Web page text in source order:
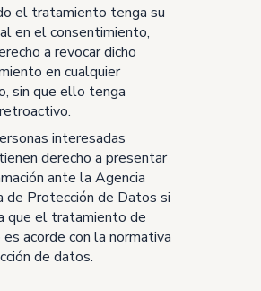
el tratamiento tenga su
en el consentimiento,
a revocar dicho
en cualquier
sin que ello tenga
interesadas
derecho a presentar
ante la Agencia
de Protección de Datos si
que el tratamiento de
acorde con la normativa
de datos.